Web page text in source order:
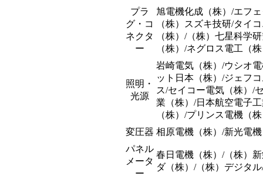
プラ
グ・コ
ネクタ
ー
旭電機化成（株）/エフ
（株）スズキ技研/タイ
（株）/（株）七星科学
（株）/ネグロス電工（
照明・
光源
岩崎電気（株）/ウシオ
ット日本（株）/ジェフ
ス/セイコー電気（株）/
業（株）/日本航空電子
（株）/プリンス電機（
変圧器 相原電機（株）/新光電
パネル
メータ
ー
春日電機（株）/（株）
ダ（株）/（株）デジタ